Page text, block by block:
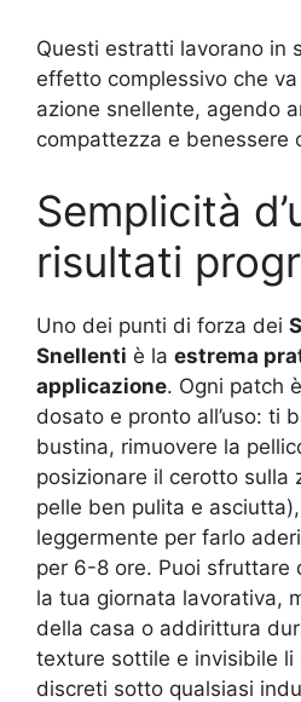
Questi estratti lavorano in
effetto complessivo che
azione snellente, agendo
compattezza e benessere
Semplicità
risultati
Uno dei punti di forza dei
Snellenti è la estrema
applicazione. Ogni patch
dosato e pronto all’uso: ti
bustina, rimuovere la
posizionare il cerotto sulla
pelle ben pulita e
leggermente per farlo
per 6-8 ore. Puoi sfruttare
la tua giornata lavorativa,
della casa o addirittura
texture sottile e invisibile
discreti sotto qualsiasi